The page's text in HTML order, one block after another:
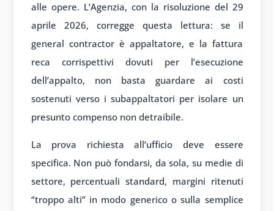
alle opere. L’Agenzia, con la risoluzione del 29
aprile 2026, corregge questa lettura: se il
general contractor è appaltatore, e la fattura
reca corrispettivi dovuti per l’esecuzione
dell’appalto, non basta guardare ai costi
sostenuti verso i subappaltatori per isolare un
presunto compenso non detraibile.
La prova richiesta all’ufficio deve essere
specifica. Non può fondarsi, da sola, su medie di
settore, percentuali standard, margini ritenuti
“troppo alti” in modo generico o sulla semplice